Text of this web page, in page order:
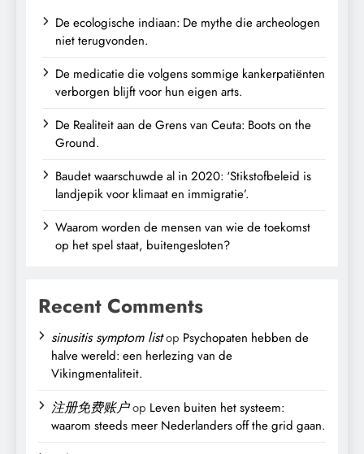
De ecologische indiaan: De mythe die archeologen
niet terugvonden.
De medicatie die volgens sommige kankerpatiënten
verborgen blijft voor hun eigen arts.
De Realiteit aan de Grens van Ceuta: Boots on the
Ground.
Baudet waarschuwde al in 2020: ‘Stikstofbeleid is
landjepik voor klimaat en immigratie’.
Waarom worden de mensen van wie de toekomst
op het spel staat, buitengesloten?
Recent Comments
sinusitis symptom listop Psychopaten hebben de
halve wereld: een herlezing van de
Vikingmentaliteit.
注册免费账户op Leven buiten het systeem:
waarom steeds meer Nederlanders off the grid gaan.